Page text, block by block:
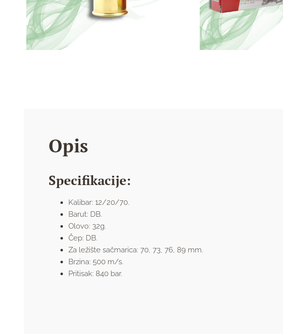
Opis
Specifikacije:
Kalibar: 12/20/70.
Barut: DB.
Olovo: 32g.
Čep: DB.
Za ležište sačmarica: 70, 73, 76, 89 mm.
Brzina: 500 m/s.
Pritisak: 840 bar.